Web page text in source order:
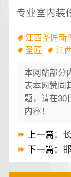
专业室内装
江西圣匠新
圣匠
江
本网站部分
表本网赞同
题，请在30
内容！
上一篇： 长
下一篇： 邯